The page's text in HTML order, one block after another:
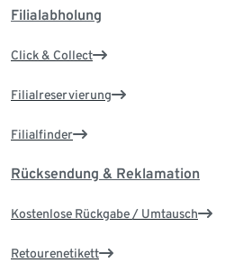
Filialabholung
Click & Collect
Filialreservierung
Filialfinder
Rücksendung & Reklamation
Kostenlose Rückgabe / Umtausch
Retourenetikett